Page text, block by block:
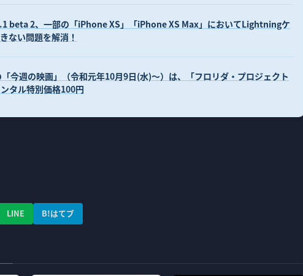
beta 2、一部の「iPhone XS」「iPhone XS Max」においてLightningケ
ない問題を解消！
今週の映画」（令和元年10月9日(水)〜）は、「フロリダ・プロジェクト
タル特別価格100円
LINE B!はてブ